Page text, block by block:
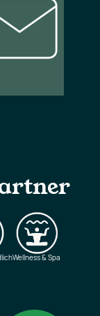
Wellness & Spa